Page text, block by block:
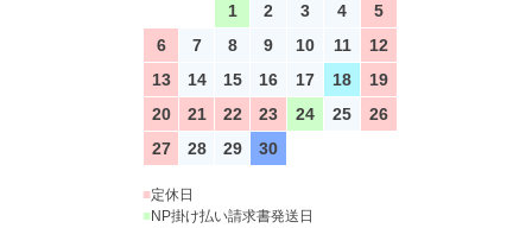
1
2 3 4
5
6
7 8 9 10 11
12
13
14 15 16 17 18
19
20
21 22 23 24 25
26
27
28 29 30
■定休日
■NP掛け払い請求書発送日